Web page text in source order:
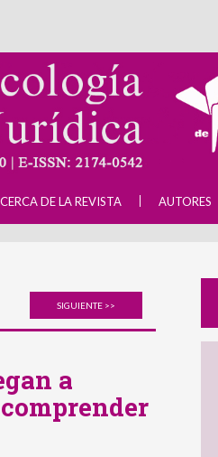
DE LA REVISTA AUTORES
SIGUIENTE >>
a